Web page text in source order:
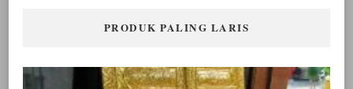
PRODUK PALING LARIS